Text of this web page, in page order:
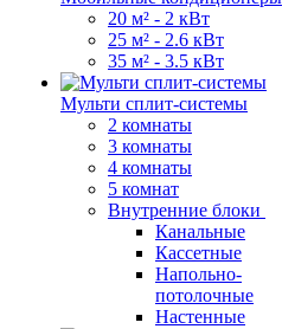
20 м² - 2 кВт
25 м² - 2.6 кВт
35 м² - 3.5 кВт
Мульти сплит-системы
2 комнаты
3 комнаты
4 комнаты
5 комнат
Внутренние блоки
Канальные
Кассетные
Напольно-
потолочные
Настенные